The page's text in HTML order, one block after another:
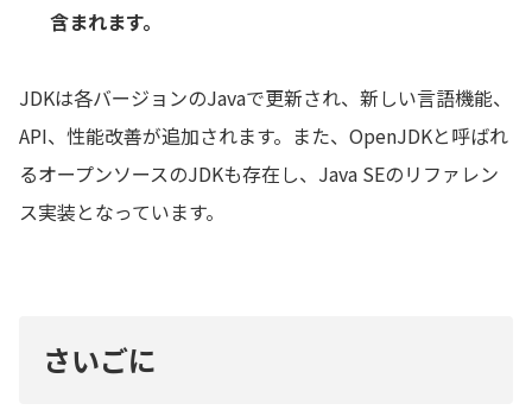
含まれます。
JDKは各バージョンのJavaで更新され、新しい言語機能、
API、性能改善が追加されます。また、OpenJDKと呼ばれ
るオープンソースのJDKも存在し、Java SEのリファレン
ス実装となっています。
さいごに